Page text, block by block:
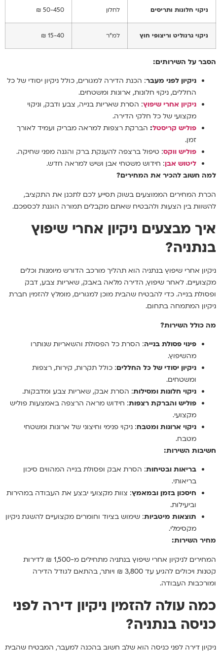
ניקוי חלונות ותריסים לחלון 50-450 ₪
ניקוי גרנוליט וריצופי חוץ למ"ר 15-40 ₪
הסבר על השירותים:
ניקיון לפני מעבר: הכנת הדירה למגורים, כולל ניקיון יסודי של כל
החללים, ניקוי חלונות, ארונות ומשטחים.
ניקיון אחרי שיפוץ: הסרת שאריות בנייה, צבע ודבק, וניקוי
מקצועי של כל חלקי הדירה.
פוליש קריסטל: הברקת רצפות למראה מבריק ועמיד לאורך
זמן.
פוליש ווקס: טיפול ברצפה להענקת ברק והגנה מפני שחיקה.
ליטוש אבן: חידוש משטחי אבן ושיש למראה חדש.
למה חשוב להכיר את המחירים?
הכרת המחירים הממוצעים בשוק תסייע לכם לתכנן את התקציב,
להשוות בין הצעות ולהבטיח שאתם מקבלים תמורה הוגנת לכספכם.
איך מבצעים ניקיון אחרי שיפוץ
בנתניה?
ניקיון אחרי שיפוץ בנתניה הוא תהליך מורכב הדורש מיומנות וכלים
מקצועיים. לאחר שיפוץ, הדירה מלאה באבק, שאריות צבע, דבק
ופסולת בנייה. כדי להבטיח שהבית מוכן למגורים, מומלץ להזמין חברת
ניקיון המתמחה בתחום.
מה כולל השירות?
פינוי פסולת בנייה: הסרת כל הפסולת והשאריות שנותרו
מהשיפוץ.
ניקיון יסודי של כל החללים: כולל תקרות, קירות, רצפות
ומשטחים.
ניקוי חלונות ומסילות: הסרת אבק, שאריות צבע ומדבקות.
פוליש והברקת רצפות: חידוש מראה הרצפה באמצעות פוליש
מקצועי.
ניקוי ארונות ומטבח: ניקוי פנימי וחיצוני של ארונות ומשטחי
מטבח.
חשיבות השירות:
בריאות ובטיחות: הסרת אבק ופסולת בנייה המהווים סיכון
בריאותי.
חיסכון בזמן ובמאמץ: צוות מקצועי יבצע את העבודה במהירות
וביעילות.
תוצאות מיטביות: שימוש בציוד וחומרים מקצועיים להשגת ניקיון
מקסימלי.
מחיר השירות:
המחירים לניקיון אחרי שיפוץ בנתניה מתחילים מ-1,500 ₪ לדירות
קטנות ויכולים להגיע עד 3,800 ₪ ויותר, בהתאם לגודל הדירה
ומורכבות העבודה.
כמה עולה להזמין ניקיון דירה לפני
כניסה בנתניה?
ניקיון דירה לפני כניסה הוא שלב חשוב בהכנה למעבר, המבטיח שהבית